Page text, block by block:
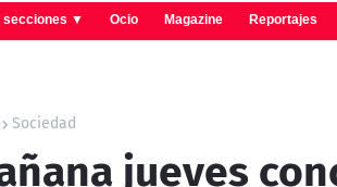
secciones ▼ Ocio Magazine Reportajes
Sociedad
jueves